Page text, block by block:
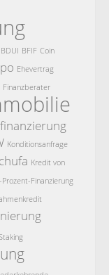
BDUI BFIF Coin
Ehevertrag
Finanzberater
Konditionsanfrage
Kredit von
Prozent-Finanzierung